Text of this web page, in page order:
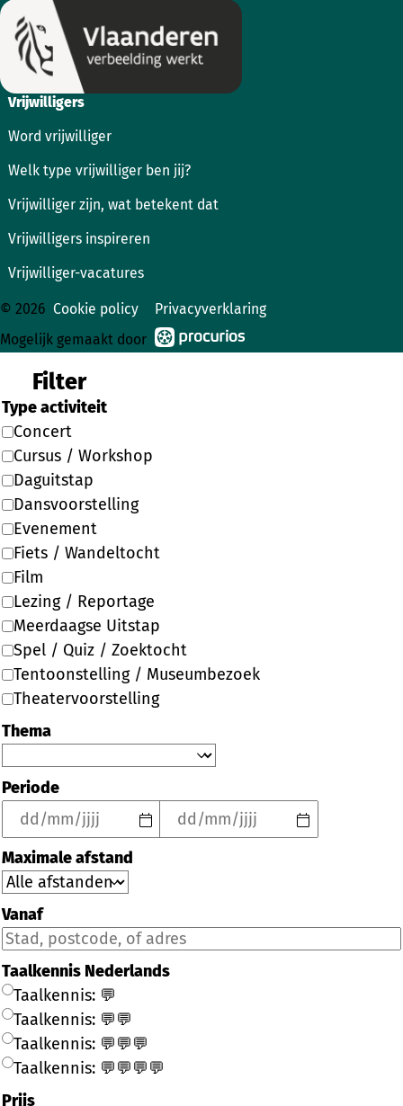
Vrijwilligers
Word vrijwilliger
Welk type vrijwilliger ben jij?
Vrijwilliger zijn, wat betekent dat
Vrijwilligers inspireren
Vrijwilliger-vacatures
© 2026 Cookie policy
Privacyverklaring
Mogelijk gemaakt door
Filter
Type activiteit
Concert
Cursus / Workshop
Daguitstap
Dansvoorstelling
Evenement
Fiets / Wandeltocht
Film
Lezing / Reportage
Meerdaagse Uitstap
Spel / Quiz / Zoektocht
Tentoonstelling / Museumbezoek
Theatervoorstelling
Thema
Periode
Maximale afstand
Vanaf
Taalkennis Nederlands
Taalkennis: 💬
Taalkennis: 💬💬
Taalkennis: 💬💬💬
Taalkennis: 💬💬💬💬
Prijs